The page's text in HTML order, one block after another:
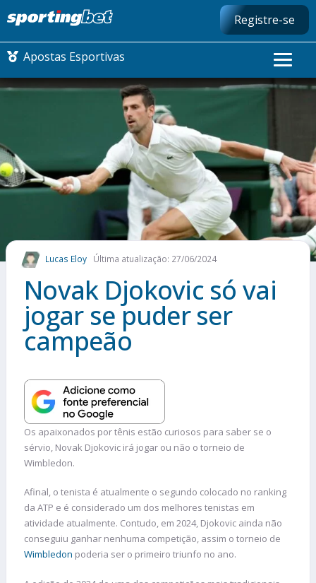
Registre-se
Apostas Esportivas
CONMEBOL LIBERTADORES
FUTEBOL NACIONAL
FUTEBOL INTERNACIONAL
COMO APOSTAR
MAIS ESPORTES
Lucas Eloy Última atualização: 27/06/2024
Novak Djokovic só vai
jogar se puder ser
campeão
Os apaixonados por tênis estão curiosos para saber se o
sérvio, Novak Djokovic irá jogar ou não o torneio de
Wimbledon.
Afinal, o tenista é atualmente o segundo colocado no ranking
da ATP e é considerado um dos melhores tenistas em
atividade atualmente. Contudo, em 2024, Djokovic ainda não
conseguiu ganhar nenhuma competição, assim o torneio de
Wimbledon poderia ser o primeiro triunfo no ano.